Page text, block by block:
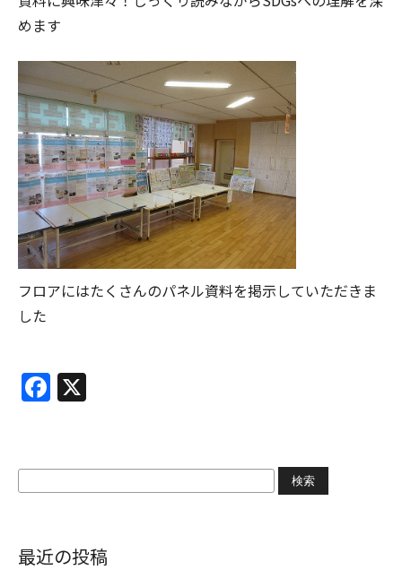
めます
フロアにはたくさんのパネル資料を掲示していただきま
した
Facebook
検
最近の投稿